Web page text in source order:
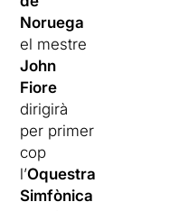
Noruega
el mestre
John
Fiore
dirigirà
per primer
cop
l’Oquestra
Simfònica